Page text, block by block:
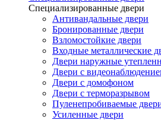
Специализированные двери
Антивандальные двери
Бронированные двери
Взломостойкие двери
Входные металлические
Двери наружные
Двери с
Двери с домофоном
Двери с терморазрывом
Пуленепробиваемые
Усиленные двери